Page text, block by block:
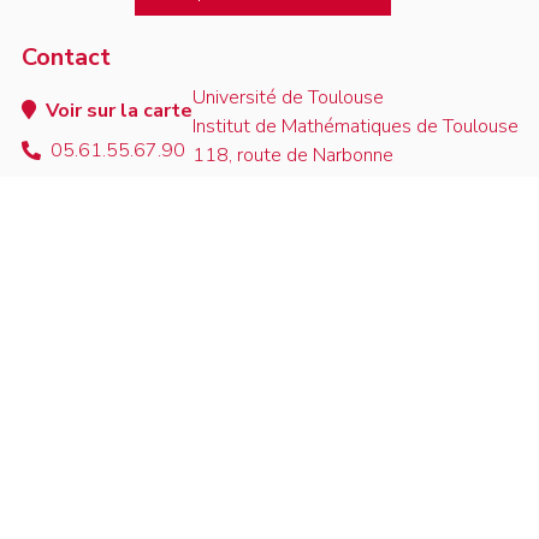
Contact
Voir sur la carte
05.61.55.67.90
Université de Toulouse
Institut de Mathématiques de Toulouse
118, route de Narbonne